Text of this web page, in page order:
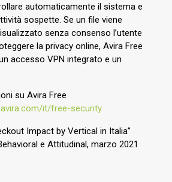
automaticamente il sistema e
sospette. Se un file viene
senza consenso l’utente
la privacy online, Avira Free
accesso VPN integrato e un
su Avira Free
it/free-security
Impact by Vertical in Italia”
e Attitudinal, marzo 2021